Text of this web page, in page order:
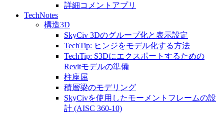
詳細コメントアプリ
TechNotes
構造3D
SkyCiv 3Dのグループ化と表示設定
TechTip: ヒンジをモデル化する方法
TechTip: S3Dにエクスポートするための
Revitモデルの準備
柱座屈
積層梁のモデリング
SkyCivを使用したモーメントフレームの設
計 (AISC 360-10)